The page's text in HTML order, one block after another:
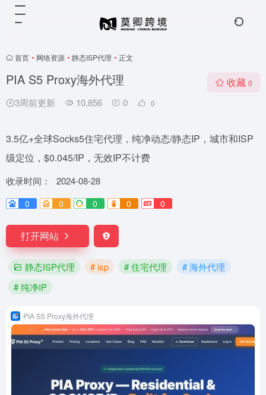
首页 • 网络资源 • 静态ISP代理 • 正文
PIA S5 Proxy海外代理
3周前更新 10,856 0 0
收藏 0
3.5亿+全球Socks5住宅代理，纯净动态/静态IP，城市和ISP
级定位，$0.045/IP，无效IP不计费
收录时间： 2024-08-28
0 0 0 0 0
打开网站
静态ISP代理 # isp # 住宅代理
# 海外代理
# 纯净IP
PIA S5 Proxy海外代理